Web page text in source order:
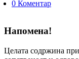
0 Коментар
Напомена!
Целата содржина